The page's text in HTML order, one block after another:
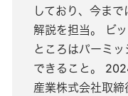
しており、今ま
解説を担当。 ビ
ところはパーミ
できること。
産業株式会社取締